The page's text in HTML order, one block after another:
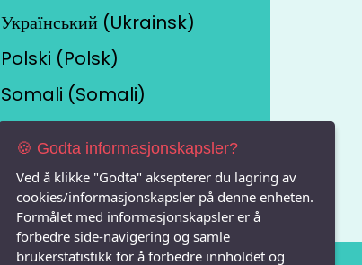
Український (Ukrainsk)
Polski (Polsk)
Somali (Somali)
🍪 Godta informasjonskapsler?
Ved å klikke "Godta" aksepterer du lagring av
cookies/informasjonskapsler på denne enheten.
Formålet med informasjonskapsler er å
forbedre side-navigering og samle
brukerstatistikk for å forbedre innholdet og